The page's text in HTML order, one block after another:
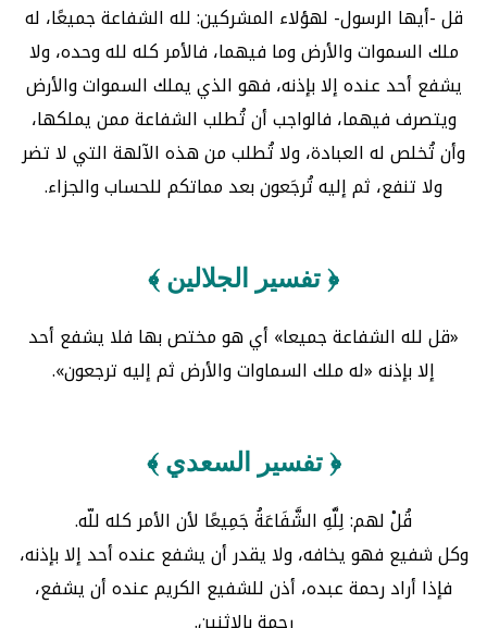
قل -أيها الرسول- لهؤلاء المشركين: لله الشفاعة جميعًا، له
ملك السموات والأرض وما فيهما، فالأمر كله لله وحده، ولا
يشفع أحد عنده إلا بإذنه، فهو الذي يملك السموات والأرض
ويتصرف فيهما، فالواجب أن تُطلب الشفاعة ممن يملكها،
وأن تُخلص له العبادة، ولا تُطلب من هذه الآلهة التي لا تضر
ولا تنفع، ثم إليه تُرجَعون بعد مماتكم للحساب والجزاء.
﴿ تفسير الجلالين ﴾
«قل لله الشفاعة جميعا» أي هو مختص بها فلا يشفع أحد
إلا بإذنه «له ملك السماوات والأرض ثم إليه ترجعون».
﴿ تفسير السعدي ﴾
قُلْ لهم: لِلَّهِ الشَّفَاعَةُ جَمِيعًا لأن الأمر كله للّه.
وكل شفيع فهو يخافه، ولا يقدر أن يشفع عنده أحد إلا بإذنه،
فإذا أراد رحمة عبده، أذن للشفيع الكريم عنده أن يشفع،